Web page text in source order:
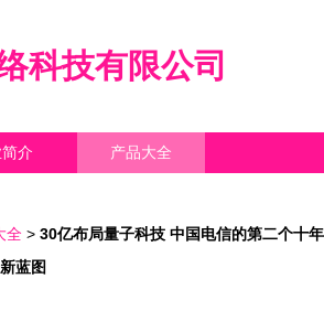
科技有限公司
介 产品大全
全 > 30亿布局量子科技 中国电信的第二个十年
蓝图